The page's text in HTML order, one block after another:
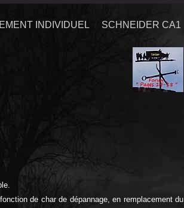
INDIVIDUEL SCHNEIDER CA1
de char de dépannage, en remplacement du